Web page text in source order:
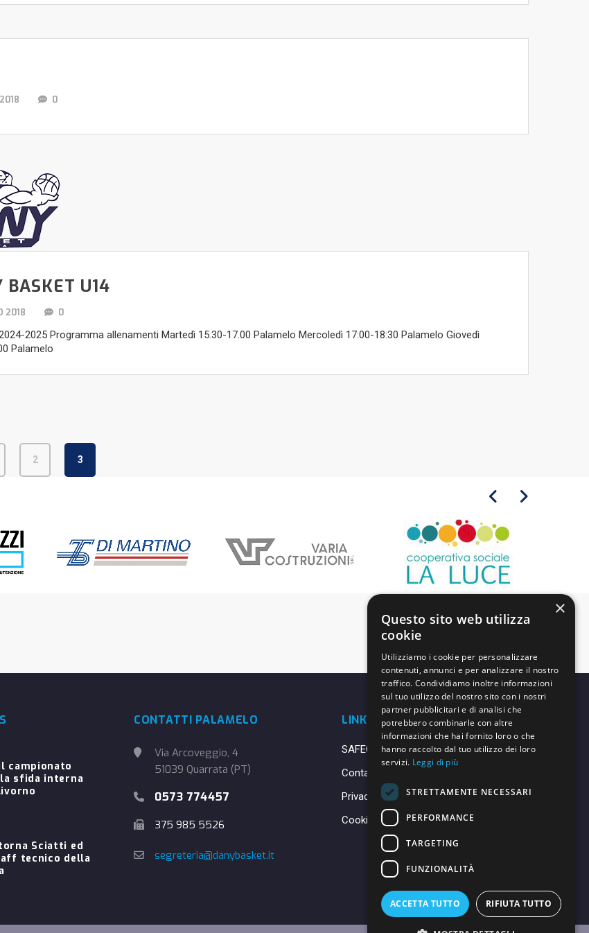
0
BASKET U14
2018 0
2025 Programma allenamenti Martedì 15.30-17.00 Palamelo Mercoledì 17:00-18:30 Palamelo Giovedì
Palamelo
2 3
campionato
sfida interna
Sciatti ed
tecnico della
CONTATTI PALAMELO
Via Arcoveggio, 4
51039 Quarrata (PT)
0573 774457
375 985 5526
segreteria@danybasket.it
LINK UTILI
SAFEGUARDING
Contatti
Privacy Policy
Cookie Policy
×
Questo sito web utilizza
cookie
Utilizziamo i cookie per personalizzare
contenuti, annunci e per analizzare il nostro
traffico. Condividiamo inoltre informazioni
sul tuo utilizzo del nostro sito con i nostri
partner pubblicitari e di analisi che
potrebbero combinarle con altre
informazioni che hai fornito loro o che
hanno raccolto dal tuo utilizzo dei loro
servizi. Leggi di più
STRETTAMENTE NECESSARI
PERFORMANCE
TARGETING
FUNZIONALITÀ
ACCETTA TUTTO RIFIUTA TUTTO